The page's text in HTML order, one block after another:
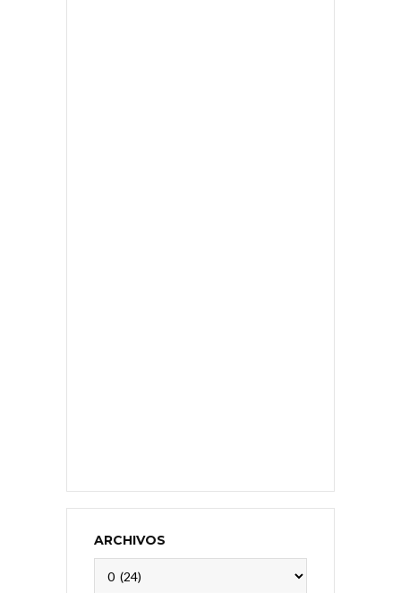
ARCHIVOS